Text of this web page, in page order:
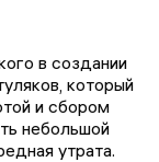
в создании
который
и сбором
небольшой
утрата.